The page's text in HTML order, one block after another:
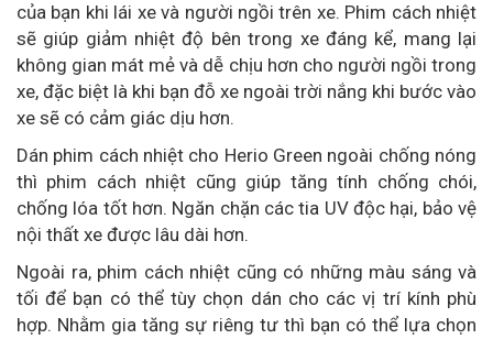
của bạn khi lái xe và người ngồi trên xe. Phim cách nhiệt
sẽ giúp giảm nhiệt độ bên trong xe đáng kể, mang lại
không gian mát mẻ và dễ chịu hơn cho người ngồi trong
xe, đặc biệt là khi bạn đỗ xe ngoài trời nắng khi bước vào
xe sẽ có cảm giác dịu hơn.
Dán phim cách nhiệt cho Herio Green ngoài chống nóng
thì phim cách nhiệt cũng giúp tăng tính chống chói,
chống lóa tốt hơn. Ngăn chặn các tia UV độc hại, bảo vệ
nội thất xe được lâu dài hơn.
Ngoài ra, phim cách nhiệt cũng có những màu sáng và
tối để bạn có thể tùy chọn dán cho các vị trí kính phù
hợp. Nhằm gia tăng sự riêng tư thì bạn có thể lựa chọn